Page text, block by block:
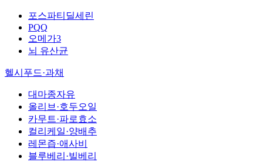
포스파티딜세린
PQQ
오메가3
뇌 유산균
헬시푸드·과채
대마종자유
올리브·호두오일
카무트·파로효소
컬리케일·양배추
레몬즙·애사비
블루베리·빌베리